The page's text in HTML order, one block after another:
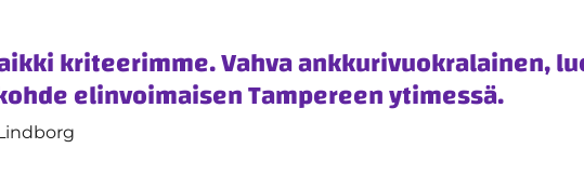
kriteerimme. Vahva ankkurivuokralainen,
elinvoimaisen Tampereen ytimessä.